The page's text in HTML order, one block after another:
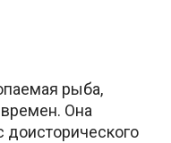
рыба,
времен. Она
доисторического